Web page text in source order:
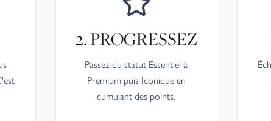
2. PROGRESSEZ
Passez du statut Essentiel à
Premium puis Iconique en
cumulant des points.